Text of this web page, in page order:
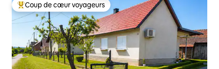
Coups de cœur voyageurs les plus appréciés
Coup de cœur voyageurs